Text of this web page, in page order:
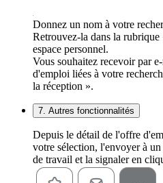
Donnez un nom à votre
Retrouvez-la dans la
espace personnel.
Vous souhaitez recevoir par
d'emploi liées à votre
la réception ».
7. Autres fonctionnalités
Depuis le détail de l'offre
votre sélection, l'envoyer à
de travail et la signaler en